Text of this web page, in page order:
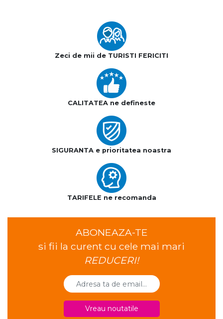
Zeci de mii de TURISTI FERICITI
CALITATEA ne defineste
SIGURANTA e prioritatea noastra
TARIFELE ne recomanda
ABONEAZA-TE
si fii la curent cu cele mai mari
REDUCERI!
Vreau noutatile